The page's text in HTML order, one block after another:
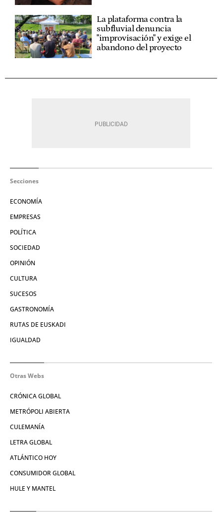
La plataforma contra la
subfluvial denuncia
"improvisación" y exige el
abandono del proyecto
Secciones
ECONOMÍA
EMPRESAS
POLÍTICA
SOCIEDAD
OPINIÓN
CULTURA
SUCESOS
GASTRONOMÍA
RUTAS DE EUSKADI
IGUALDAD
Otras Webs
CRÓNICA GLOBAL
METRÓPOLI ABIERTA
CULEMANÍA
LETRA GLOBAL
ATLÁNTICO HOY
CONSUMIDOR GLOBAL
HULE Y MANTEL